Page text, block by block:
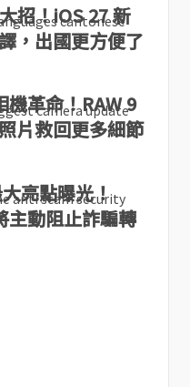
招！iOS 27 新
，出國更方便了
革命！RAW 9
片救回更多細節
亮點曝光！
主動阻止詐騙轉